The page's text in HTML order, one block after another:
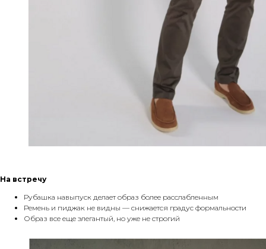
На встречу
Рубашка навыпуск делает образ более расслабленным
Ремень и пиджак не видны — снижается градус формальности
Образ все еще элегантый, но уже не строгий